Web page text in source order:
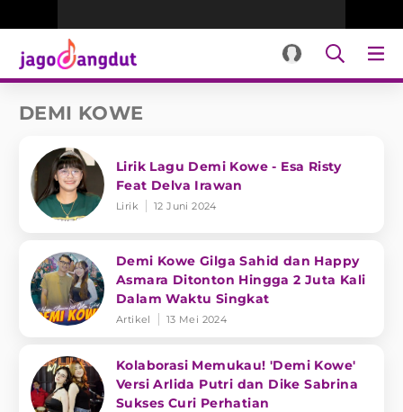
DEMI KOWE
Lirik Lagu Demi Kowe - Esa Risty
Feat Delva Irawan
Lirik 12 Juni 2024
Demi Kowe Gilga Sahid dan Happy
Asmara Ditonton Hingga 2 Juta Kali
Dalam Waktu Singkat
Artikel 13 Mei 2024
Kolaborasi Memukau! 'Demi Kowe'
Versi Arlida Putri dan Dike Sabrina
Sukses Curi Perhatian